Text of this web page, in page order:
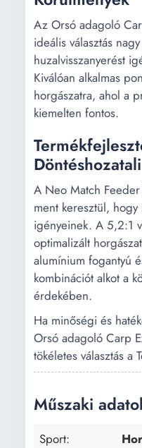
Az Orsó adagoló
ideális választás
huzalvisszanyerést
Kiválóan alkalmas
horgászatra, ahol a
kiemelten fontos.
A Neo Match
ment keresztül,
igényeinek. A 5,2:1
optimalizált
alumínium fogantyú
kombinációt alkot a
érdekében.
Ha minőségi és
Orsó adagoló Carp
tökéletes választás a
Műszaki
Sport: